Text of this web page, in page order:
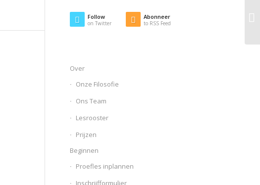
Follow
on Twitter
Abonneer
to RSS Feed
Over
Onze Filosofie
Ons Team
Lesrooster
Prijzen
Beginnen
Proefles inplannen
Inschrijfformulier